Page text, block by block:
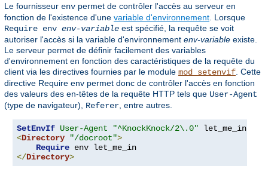
Le fournisseur env permet de contrôler l'accès au serveur en
fonction de l'existence d'une variable d'environnement . Lorsque
Require env env-variable est spécifié, la requête se voit
autoriser l'accès si la variable d'environnement env-variable existe.
Le serveur permet de définir facilement des variables
d'environnement en fonction des caractéristiques de la requête du
client via les directives fournies par le module mod_setenvif . Cette
directive Require env permet donc de contrôler l'accès en fonction
des valeurs des en-têtes de la requête HTTP tels que User-Agent
(type de navigateur), Referer , entre autres.
SetEnvIf User-Agent "^KnockKnock/2\.0"
<Directory "/docroot">
Require
</Directory>